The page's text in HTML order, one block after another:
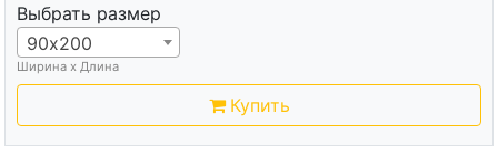
Выбрать размер
90х200
Ширина х Длина
Купить